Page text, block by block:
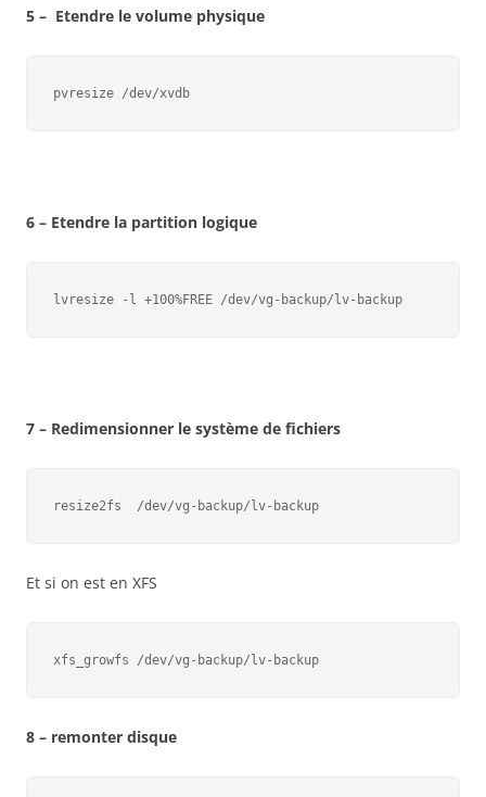
5 – Etendre le volume physique
pvresize /dev/xvdb
6 – Etendre la partition logique
lvresize -l +100%FREE /dev/vg-backup/lv-backup
7 – Redimensionner le système de fichiers
resize2fs  /dev/vg-backup/lv-backup
Et si on est en XFS
xfs_growfs /dev/vg-backup/lv-backup
8 – remonter disque